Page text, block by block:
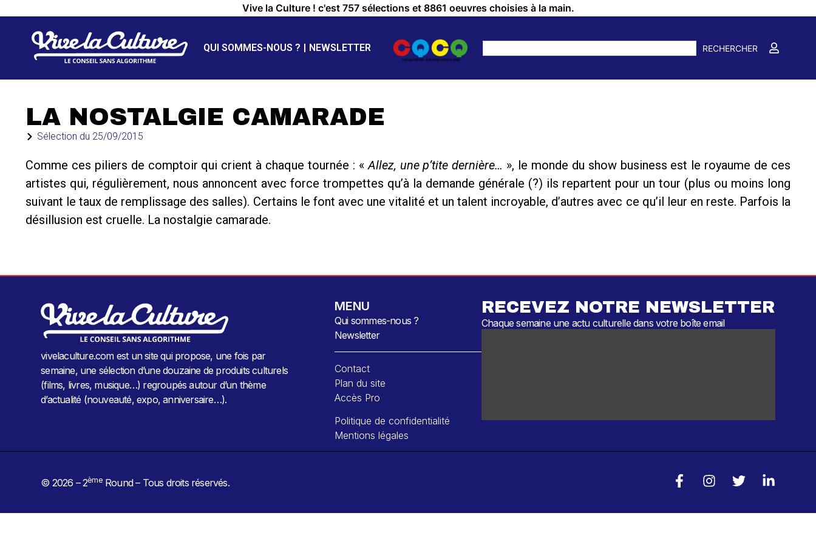
Vive la Culture ! c'est 757 sélections et 8861 oeuvres choisies à la main.
QUI SOMMES-NOUS ? NEWSLETTER RECHERCHER
LA NOSTALGIE CAMARADE
Sélection du 25/09/2015
Comme ces piliers de comptoir qui crient à chaque tournée : «Allez, une p’tite dernière… », le monde du show business est le royaume de ces
artistes qui, régulièrement, nous annoncent avec force trompettes qu’à la demande générale (?) ils repartent pour un tour (plus ou moins long
suivant le taux de remplissage des salles). Certains le font avec une vitalité et un talent incroyable, d’autres avec ce qu’il leur en reste. Parfois la
désillusion est cruelle. La nostalgie camarade.
vivelaculture.com est un site qui propose, une fois par
semaine, une sélection d’une douzaine de produits culturels
(films, livres, musique…) regroupés autour d’un thème
d’actualité (nouveauté, expo, anniversaire…).
MENU
Qui sommes-nous ?
Newsletter
Contact
Plan du site
Accès Pro
Politique de confidentialité
Mentions légales
RECEVEZ NOTRE NEWSLETTER
Chaque semaine une actu culturelle dans votre boîte email
© 2026 – 2èmeRound – Tous droits réservés.